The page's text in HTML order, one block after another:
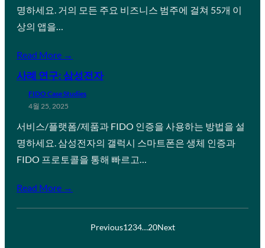
명하세요. 거의 모든 주요 비즈니스 범주에 걸쳐 55개 이
상의 앱을…
Read More →
사례 연구: 삼성전자
FIDO Case Studies
4월 25, 2025
서비스/플랫폼/제품과 FIDO 인증을 사용하는 방법을 설
명하세요. 삼성전자의 갤럭시 스마트폰은 생체 인증과
FIDO 프로토콜을 통해 빠르고…
Read More →
Previous1234…20Next